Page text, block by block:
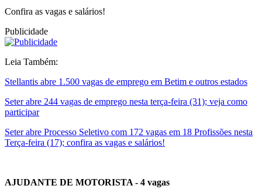
Confira as vagas e salários!
Publicidade
Leia Também:
Stellantis abre 1.500 vagas de emprego em Betim e outros estados
Seter abre 244 vagas de emprego nesta terça-feira (31); veja como
participar
Seter abre Processo Seletivo com 172 vagas em 18 Profissões nesta
Terça-feira (17); confira as vagas e salários!
AJUDANTE DE MOTORISTA - 4 vagas